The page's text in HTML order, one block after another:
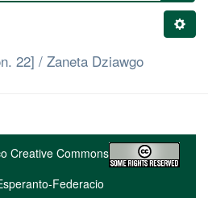
22] / Zaneta Dziawgo
Creative Commons
Federacio